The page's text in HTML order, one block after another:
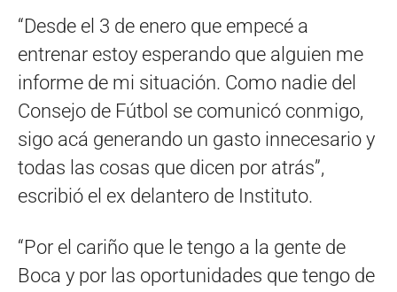
“Desde el 3 de enero que empecé a
entrenar estoy esperando que alguien me
informe de mi situación. Como nadie del
Consejo de Fútbol se comunicó conmigo,
sigo acá generando un gasto innecesario y
todas las cosas que dicen por atrás”,
escribió el ex delantero de Instituto.
“Por el cariño que le tengo a la gente de
Boca y por las oportunidades que tengo de